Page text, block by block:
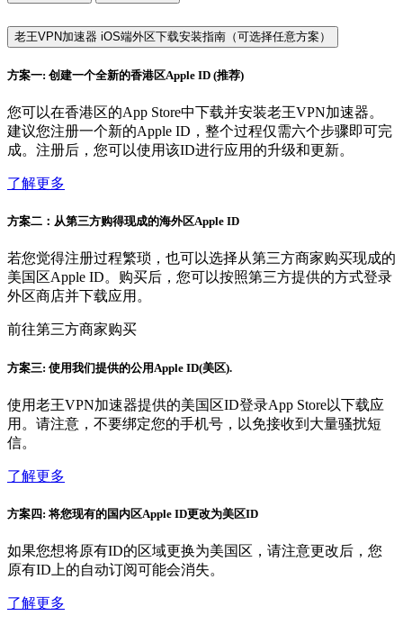
老王VPN加速器 iOS端外区下载安装指南（可选择任意方案）
方案一: 创建一个全新的香港区Apple ID (推荐)
您可以在香港区的App Store中下载并安装老王VPN加速器。
建议您注册一个新的Apple ID，整个过程仅需六个步骤即可完
成。注册后，您可以使用该ID进行应用的升级和更新。
了解更多
方案二：从第三方购得现成的海外区Apple ID
若您觉得注册过程繁琐，也可以选择从第三方商家购买现成的
美国区Apple ID。购买后，您可以按照第三方提供的方式登录
外区商店并下载应用。
前往第三方商家购买
方案三: 使用我们提供的公用Apple ID(美区).
使用老王VPN加速器提供的美国区ID登录App Store以下载应
用。请注意，不要绑定您的手机号，以免接收到大量骚扰短
信。
了解更多
方案四: 将您现有的国内区Apple ID更改为美区ID
如果您想将原有ID的区域更换为美国区，请注意更改后，您
原有ID上的自动订阅可能会消失。
了解更多